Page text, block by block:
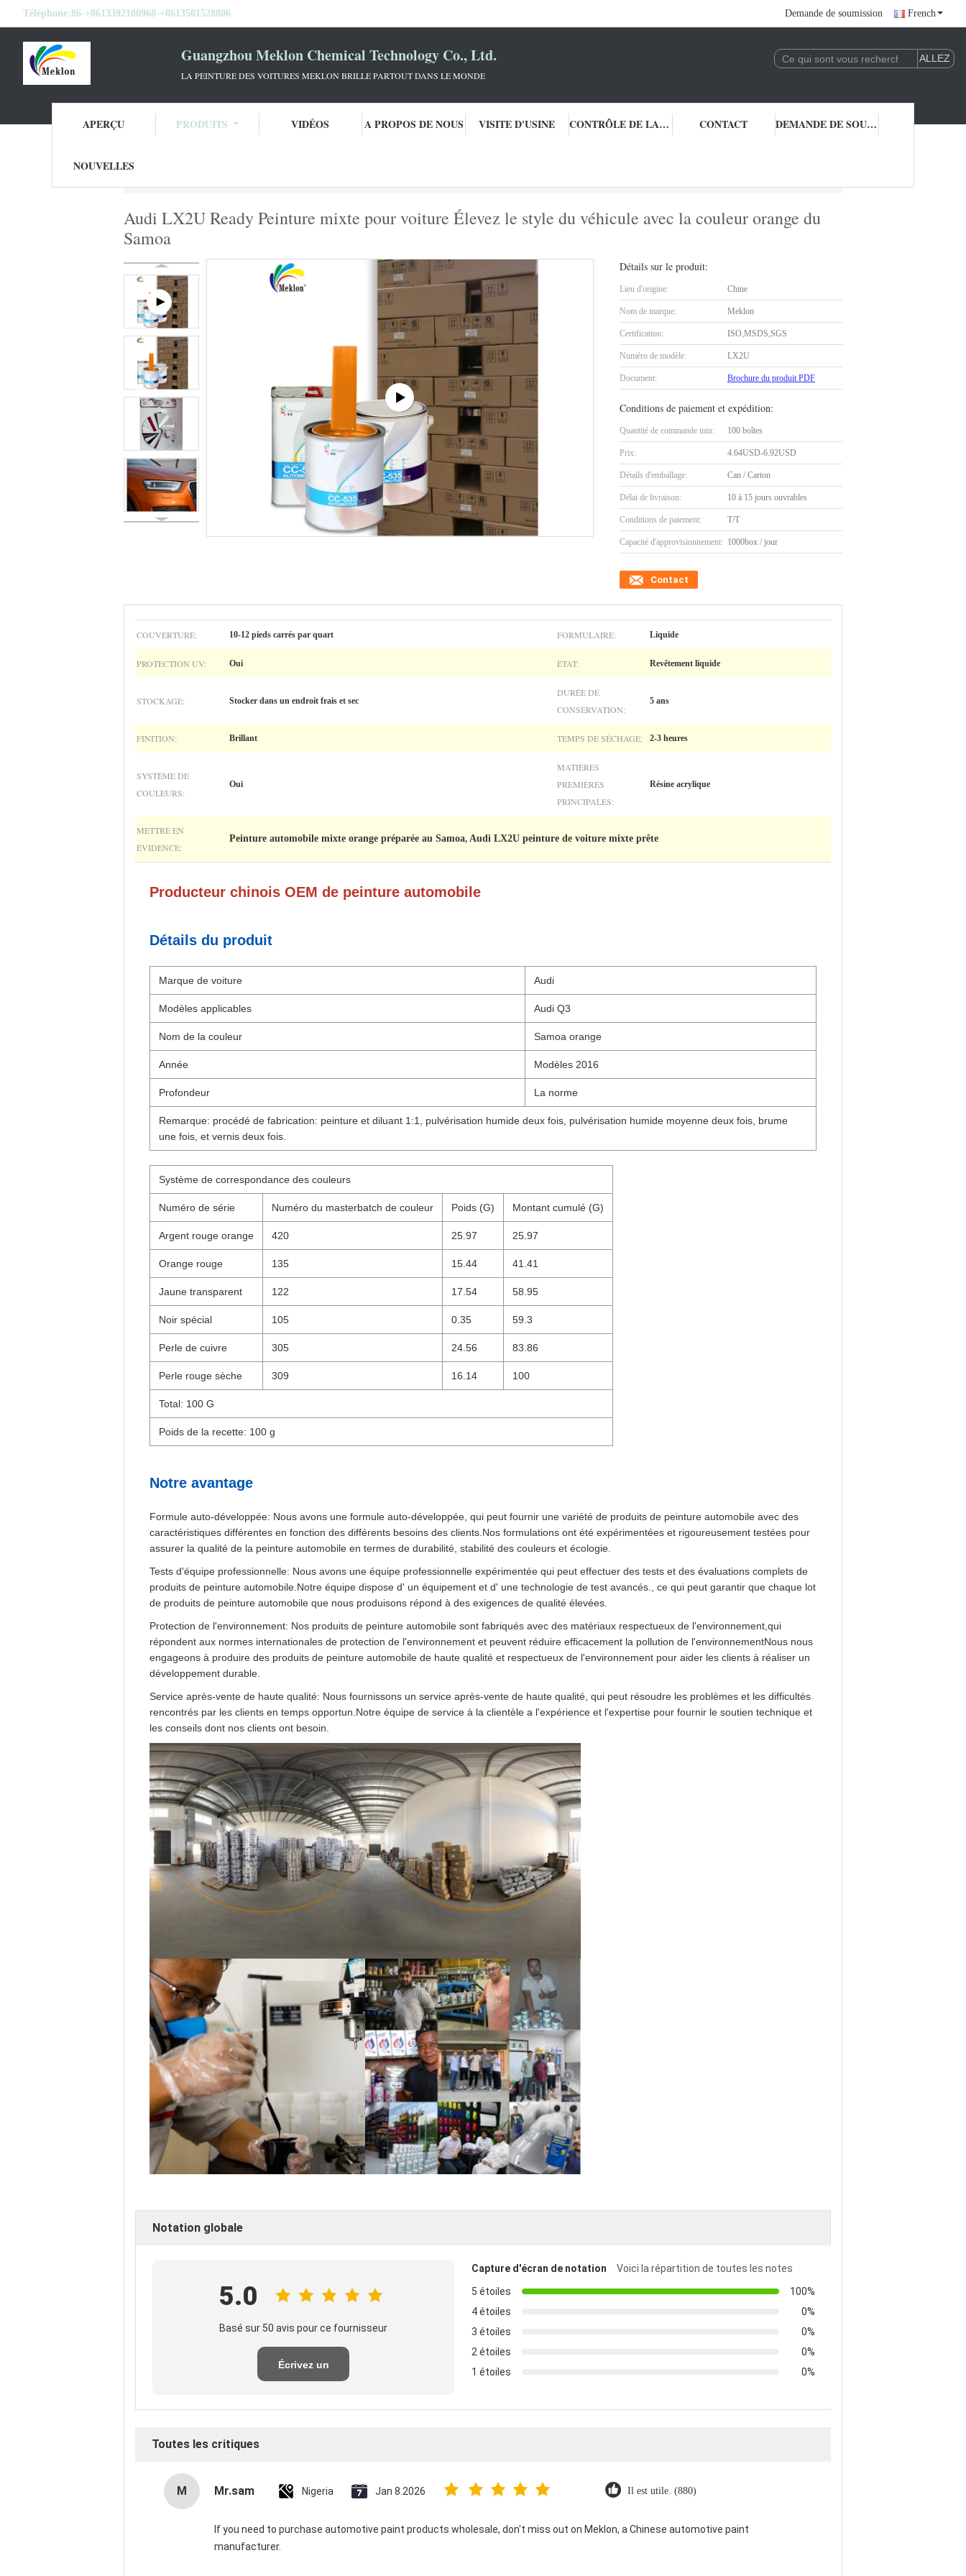
Téléphone:86-+8613392100968-+8613501528806 Demande de soumission French
Guangzhou Meklon Chemical Technology Co., Ltd.
LA PEINTURE DES VOITURES MEKLON BRILLE PARTOUT DANS LE MONDE
APERÇU PRODUITS VIDÉOS A PROPOS DE NOUS VISITE D'USINE CONTRÔLE DE LA QUALITÉ CONTACT DEMANDE DE SOUMISSION
NOUVELLES
Audi LX2U Ready Peinture mixte pour voiture Élevez le style du véhicule avec la couleur orange du
Samoa
Détails sur le produit:
Lieu d'origine: Chine
Nom de marque: Meklon
Certification: ISO,MSDS,SGS
Numéro de modèle: LX2U
Document: Brochure du produit PDF
Conditions de paiement et expédition:
Quantité de commande min: 100 boîtes
Prix: 4.64USD-6.92USD
Détails d'emballage: Can / Carton
Délai de livraison: 10 à 15 jours ouvrables
Conditions de paiement: T/T
Capacité d'approvisionnement: 1000box / jour
Contact
COUVERTURE: 10-12 pieds carrés par quart FORMULAIRE: Liquide
PROTECTION UV: Oui ÉTAT: Revêtement liquide
STOCKAGE: Stocker dans un endroit frais et sec
DURÉE DE
CONSERVATION:
5 ans
FINITION: Brillant TEMPS DE SÉCHAGE: 2-3 heures
SYSTÈME DE
COULEURS:
Oui
MATIÈRES
PREMIÈRES
PRINCIPALES:
Résine acrylique
METTRE EN
ÉVIDENCE:
Peinture automobile mixte orange préparée au Samoa, Audi LX2U peinture de voiture mixte prête
Producteur chinois OEM de peinture automobile
Détails du produit
Marque de voiture Audi
Modèles applicables Audi Q3
Nom de la couleur Samoa orange
Année Modèles 2016
Profondeur La norme
Remarque: procédé de fabrication: peinture et diluant 1:1, pulvérisation humide deux fois, pulvérisation humide moyenne deux fois, brume
une fois, et vernis deux fois.
Système de correspondance des couleurs
Numéro de série Numéro du masterbatch de couleur Poids (G) Montant cumulé (G)
Argent rouge orange 420 25.97 25.97
Orange rouge 135 15.44 41.41
Jaune transparent 122 17.54 58.95
Noir spécial 105 0.35 59.3
Perle de cuivre 305 24.56 83.86
Perle rouge sèche 309 16.14 100
Total: 100 G
Poids de la recette: 100 g
Notre avantage
Formule auto-développée: Nous avons une formule auto-développée, qui peut fournir une variété de produits de peinture automobile avec des
caractéristiques différentes en fonction des différents besoins des clients.Nos formulations ont été expérimentées et rigoureusement testées pour
assurer la qualité de la peinture automobile en termes de durabilité, stabilité des couleurs et écologie.
Tests d'équipe professionnelle: Nous avons une équipe professionnelle expérimentée qui peut effectuer des tests et des évaluations complets de
produits de peinture automobile.Notre équipe dispose d' un équipement et d' une technologie de test avancés., ce qui peut garantir que chaque lot
de produits de peinture automobile que nous produisons répond à des exigences de qualité élevées.
Protection de l'environnement: Nos produits de peinture automobile sont fabriqués avec des matériaux respectueux de l'environnement,qui
répondent aux normes internationales de protection de l'environnement et peuvent réduire efficacement la pollution de l'environnementNous nous
engageons à produire des produits de peinture automobile de haute qualité et respectueux de l'environnement pour aider les clients à réaliser un
développement durable.
Service après-vente de haute qualité: Nous fournissons un service après-vente de haute qualité, qui peut résoudre les problèmes et les difficultés
rencontrés par les clients en temps opportun.Notre équipe de service à la clientèle a l'expérience et l'expertise pour fournir le soutien technique et
les conseils dont nos clients ont besoin.
Notation globale
5.0
Basé sur 50 avis pour ce fournisseur
Écrivez un
Capture d'écran de notation
Voici la répartition de toutes les notes
5 étoiles
100%
4 étoiles
0%
3 étoiles
0%
2 étoiles
0%
1 étoiles
0%
Toutes les critiques
M Mr.sam Nigeria Jan 8.2026 Il est utile. (880)
If you need to purchase automotive paint products wholesale, don't miss out on Meklon, a Chinese automotive paint
manufacturer.